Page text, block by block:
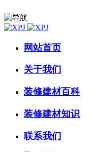
网站首页
关于我们
装修建材百科
装修建材知识
联系我们